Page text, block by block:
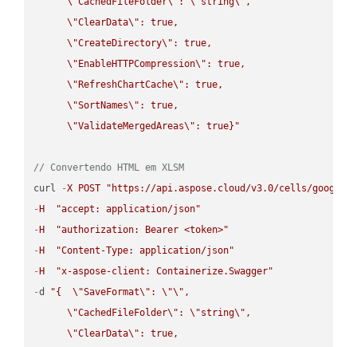
\"ClearData\" : true,
\"CreateDirectory\" : true,
\" EnableHTTPCompression\" : true,
\" RefreshChartCache\" : true,
\"SortNames\" : true,
\"ValidateMergedAreas\" : true}"
// Convertendo HTML em XLSM
curl
-X POST
"https://api.aspose.cloud/v3.0/cells/
- H
"accept: application/json"
- H
"authorization: Bearer <token>"
- H
"Content-Type: application/json"
- H
"x-aspose-client: Containerize.Swagger"
-d "{ \"SaveFormat\" : \"\" ,
\"CachedFileFolder\" : \"string\" ,
\"ClearData\" : true,